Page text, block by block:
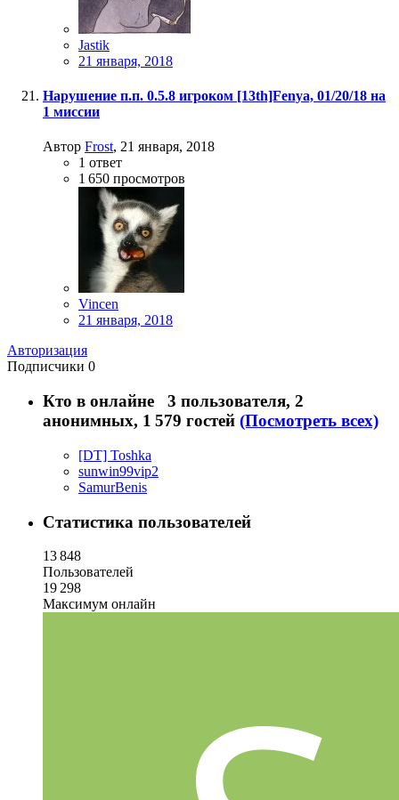
Jastik
21 января, 2018
Нарушение п.п. 0.5.8 игроком [13th]Fenya, 01/20/18 на
1 миссии
Автор Frost, 21 января, 2018
1 ответ
1 650 просмотров
Vincen
21 января, 2018
Авторизация
Подписчики 0
Кто в онлайне 3 пользователя, 2
анонимных, 1 579 гостей (Посмотреть всех)
[DT] Toshka
sunwin99vip2
SamurBenis
Статистика пользователей
13 848
Пользователей
19 298
Максимум онлайн